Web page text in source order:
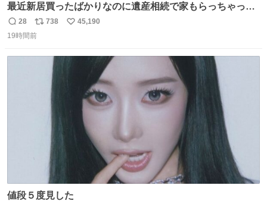
最近新居買ったばかりなのに遺産相続で家もらっちゃった
長男
返
信
28
リ
ポ
738
い
数
45,190
19時間前
値段５度見した